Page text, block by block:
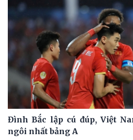
Đình Bắc lập cú đúp, Việt
ngôi nhất bảng A